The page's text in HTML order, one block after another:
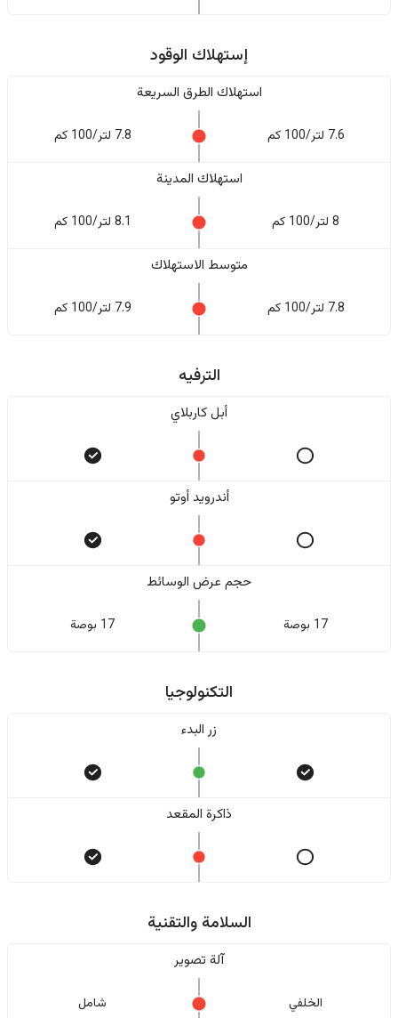
إستهلاك الوقود
استهلاك الطرق السريعة
7.6 لتر/100 كم 7.8 لتر/100 كم
استهلاك المدينة
8 لتر/100 كم 8.1 لتر/100 كم
متوسط الاستهلاك
7.8 لتر/100 كم 7.9 لتر/100 كم
الترفيه
أبل كاربلاي
أندرويد أوتو
حجم عرض الوسائط
17 بوصة 17 بوصة
التكنولوجيا
زر البدء
ذاكرة المقعد
السلامة والتقنية
آلة تصوير
الخلفي شامل